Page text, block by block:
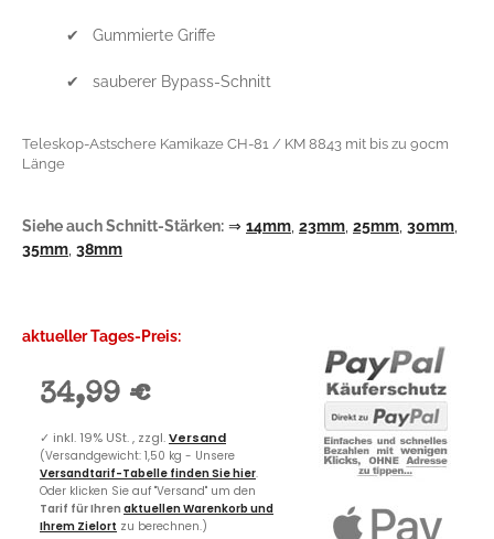
✔ Gummierte Griffe
✔ sauberer Bypass-Schnitt
Teleskop-Astschere Kamikaze CH-81 / KM 8843 mit bis zu 90cm
Länge
Siehe auch Schnitt-Stärken: ⇒ 14mm, 23mm, 25mm, 30mm,
35mm, 38mm
aktueller Tages-Preis:
34,99 €
✓ inkl. 19% USt. , zzgl.Versand
(Versandgewicht: 1,50 kg - Unsere
Versandtarif-Tabelle finden Sie hier.
Oder klicken Sie auf "Versand" um den
Tarif für Ihren aktuellen Warenkorb und
Ihrem Zielort zu berechnen.)